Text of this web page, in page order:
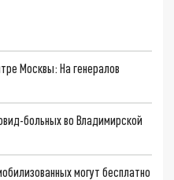
Москвы: На генералов
больных во Владимирской
могут бесплатно